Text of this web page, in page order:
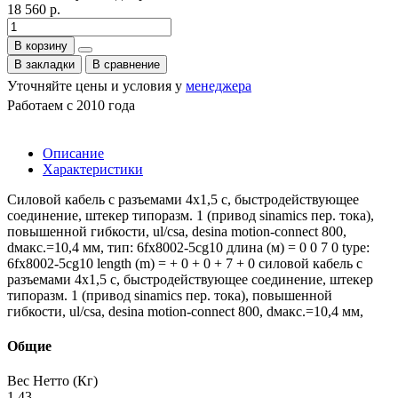
18 560 р.
В корзину
В закладки
В сравнение
Уточняйте цены и условия у менеджера
Работаем с 2010 года
Описание
Характеристики
Силовой кабель с разъемами 4x1,5 c, быстродействующее
соединение, штекер типоразм. 1 (привод sinamics пер. тока),
повышенной гибкости, ul/csa, desina motion-connect 800,
dмакс.=10,4 мм, тип: 6fx8002-5cg10 длина (м) = 0 0 7 0 type:
6fx8002-5cg10 length (m) = + 0 + 0 + 7 + 0 силовой кабель с
разъемами 4x1,5 c, быстродействующее соединение, штекер
типоразм. 1 (привод sinamics пер. тока), повышенной
гибкости, ul/csa, desina motion-connect 800, dмакс.=10,4 мм,
Общие
Вес Нетто (Кг)